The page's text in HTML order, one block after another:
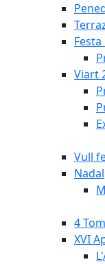
Viart
Vull
Nadal
4
XVI